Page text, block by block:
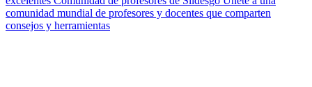
comunidad mundial de profesores y docentes que comparten
consejos y herramientas